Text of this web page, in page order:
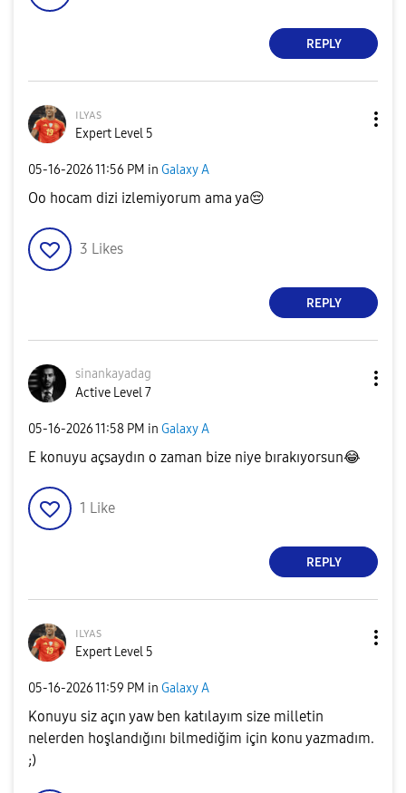
REPLY
ɪʟʏᴀs
Expert Level 5
‎05-16-202611:56 PM in Galaxy A
Oo hocam dizi izlemiyorum ama ya😔
3 Likes
REPLY
sinankayadag
Active Level 7
‎05-16-202611:58 PM in Galaxy A
E konuyu açsaydın o zaman bize niye bırakıyorsun😂
1 Like
REPLY
ɪʟʏᴀs
Expert Level 5
‎05-16-202611:59 PM in Galaxy A
Konuyu siz açın yaw ben katılayım size milletin
nelerden hoşlandığını bilmediğim için konu yazmadım.
;)